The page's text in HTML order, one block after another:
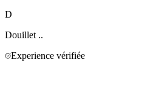
D
Douillet ..
Experience vérifiée